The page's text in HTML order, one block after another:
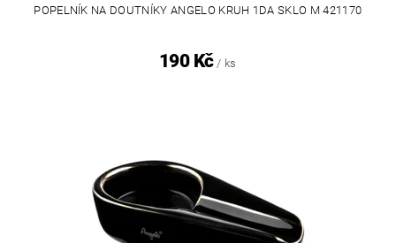
POPELNÍK NA DOUTNÍKY ANGELO KRUH 1DA SKLO M 421170
190 Kč / ks